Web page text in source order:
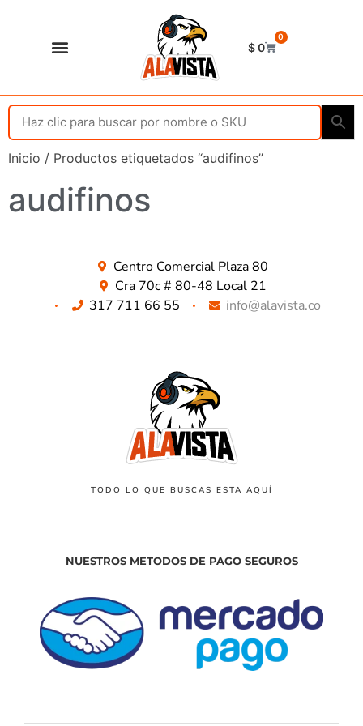
$0
0
Inicio / Productos etiquetados “audifinos”
audifinos
Centro Comercial Plaza 80
Cra 70c # 80-48 Local 21
317 711 66 55
info@alavista.co
TODO LO QUE BUSCAS ESTA AQUÍ
NUESTROS METODOS DE PAGO SEGUROS